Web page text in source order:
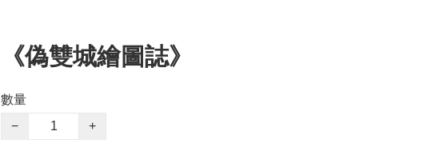
《偽雙城繪圖誌》
數量
−
+